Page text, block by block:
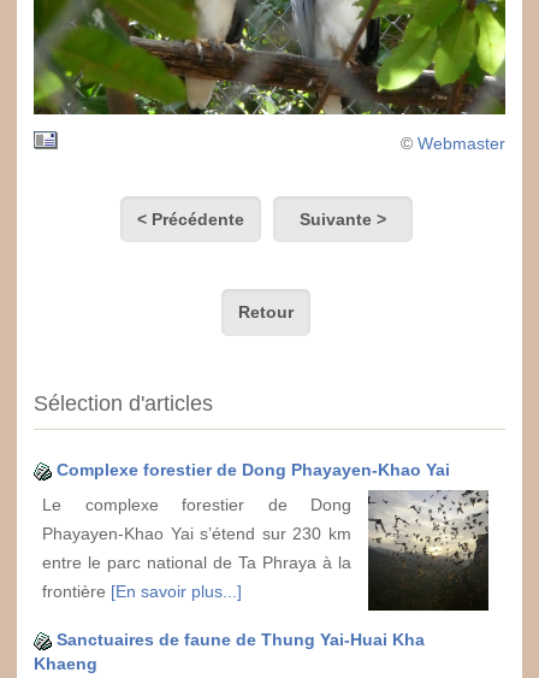
© Webmaster
< Précédente Suivante >
Retour
Sélection d'articles
Complexe forestier de Dong Phayayen-Khao Yai
Le complexe forestier de Dong
Phayayen-Khao Yai s’étend sur 230 km
entre le parc national de Ta Phraya à la
frontière [En savoir plus...]
Sanctuaires de faune de Thung Yai-Huai Kha
Khaeng